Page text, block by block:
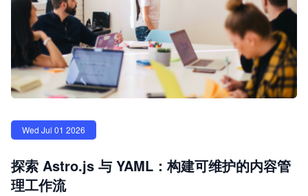
Wed Jul 01 2026
探索 Astro.js 与 YAML：构建可维护的内容管
理工作流